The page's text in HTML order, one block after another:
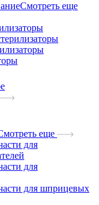
Смотреть еще
еще
для
для
для шприцевых